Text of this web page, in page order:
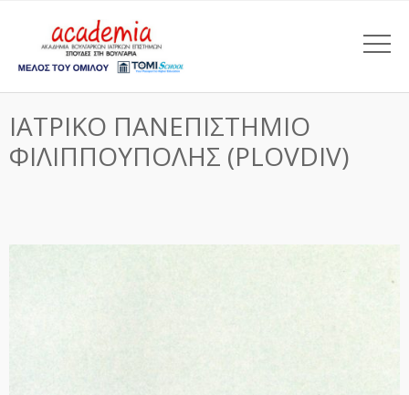
ΙΑΤΡΙΚΟ ΠΑΝΕΠΙΣΤΗΜΙΟ
ΦΙΛΙΠΠΟΥΠΟΛΗΣ (PLOVDIV)